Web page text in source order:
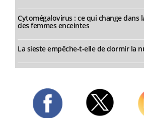
Cytomégalovirus : ce qui change dans
des femmes enceintes
La sieste empêche-t-elle de dormir la